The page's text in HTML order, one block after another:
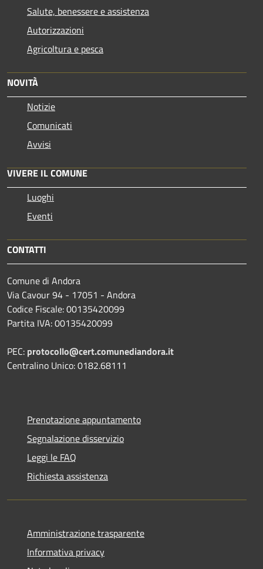
Salute, benessere e assistenza
Autorizzazioni
Agricoltura e pesca
NOVITÀ
Notizie
Comunicati
Avvisi
VIVERE IL COMUNE
Luoghi
Eventi
CONTATTI
Comune di Andora
Via Cavour 94 - 17051 - Andora
Codice Fiscale: 00135420099
Partita IVA: 00135420099
PEC: protocollo@cert.comunediandora.it
Centralino Unico: 0182.68111
Prenotazione appuntamento
Segnalazione disservizio
Leggi le FAQ
Richiesta assistenza
Amministrazione trasparente
Informativa privacy